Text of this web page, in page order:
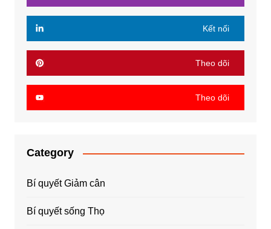
Kết nối
Theo dõi
Theo dõi
Category
Bí quyết Giảm cân
Bí quyết sống Thọ